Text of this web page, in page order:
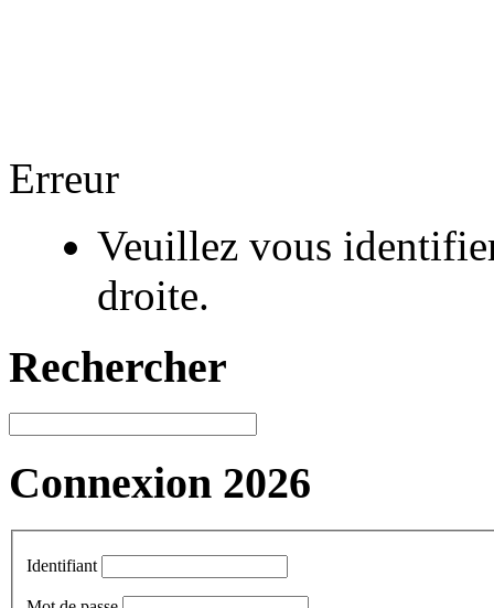
Erreur
Veuillez vous
droite.
Rechercher
Connexion 2026
Identifiant